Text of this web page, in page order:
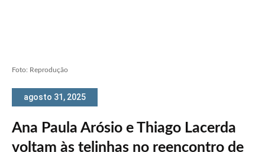
Foto: Reprodução
agosto 31, 2025
Ana Paula Arósio e Thiago Lacerda
voltam às telinhas no reencontro de